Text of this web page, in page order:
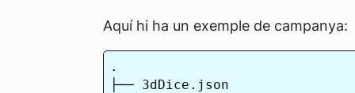
Aquí hi ha un exemple de campanya:
.
├── 3dDice.json